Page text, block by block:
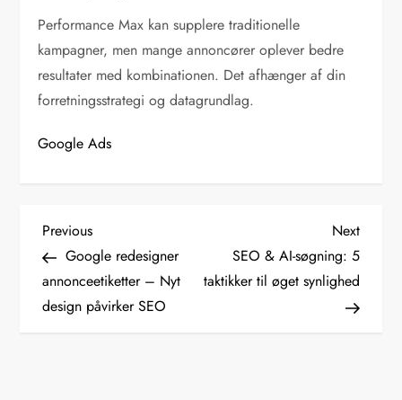
Performance Max kan supplere traditionelle
kampagner, men mange annoncører oplever bedre
resultater med kombinationen. Det afhænger af din
forretningsstrategi og datagrundlag.
Google Ads
I
n
d
Previous
Post
Previous
Google redesigner
annonceetiketter – Nyt
design påvirker SEO
Next
Post
Next
SEO & AI-søgning: 5
taktikker til øget synlighed